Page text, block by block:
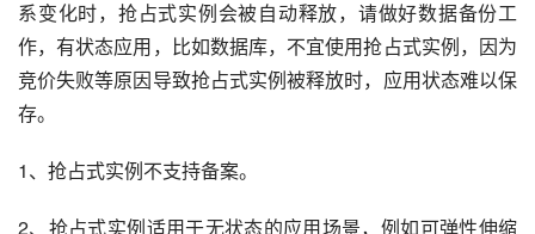
系变化时，抢占式实例会被自动释放，请做好数据备份工
作，有状态应用，比如数据库，不宜使用抢占式实例，因为
竞价失败等原因导致抢占式实例被释放时，应用状态难以保
存。
1、抢占式实例不支持备案。
2、抢占式实例适用于无状态的应用场景，例如可弹性伸缩